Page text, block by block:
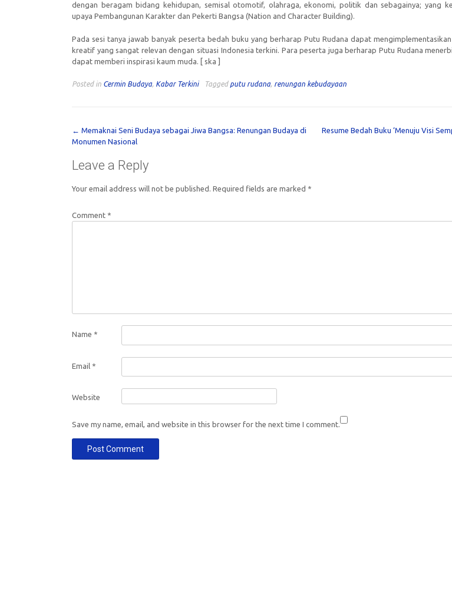
dengan beragam bidang kehidupan, semisal otomotif, olahraga, ekonomi, politik dan sebagainya; yang
upaya Pembangunan Karakter dan Pekerti Bangsa (Nation and Character Building).
Pada sesi tanya jawab banyak peserta bedah buku yang berharap Putu Rudana dapat
kreatif yang sangat relevan dengan situasi Indonesia terkini. Para peserta juga berharap Putu Rudana
dapat memberi inspirasi kaum muda. [ ska ]
Posted in Cermin Budaya, Kabar Terkini Tagged putu rudana, renungan kebudayaan
Post
← Memaknai Seni Budaya sebagai Jiwa Bangsa: Renungan Budaya di
Monumen Nasional
Resume Bedah Buku ‘Menuju Visi
Leave a Reply
Your email address will not be published. Required fields are marked *
Comment *
Name *
Email *
Website
Save my name, email, and website in this browser for the next time I comment.